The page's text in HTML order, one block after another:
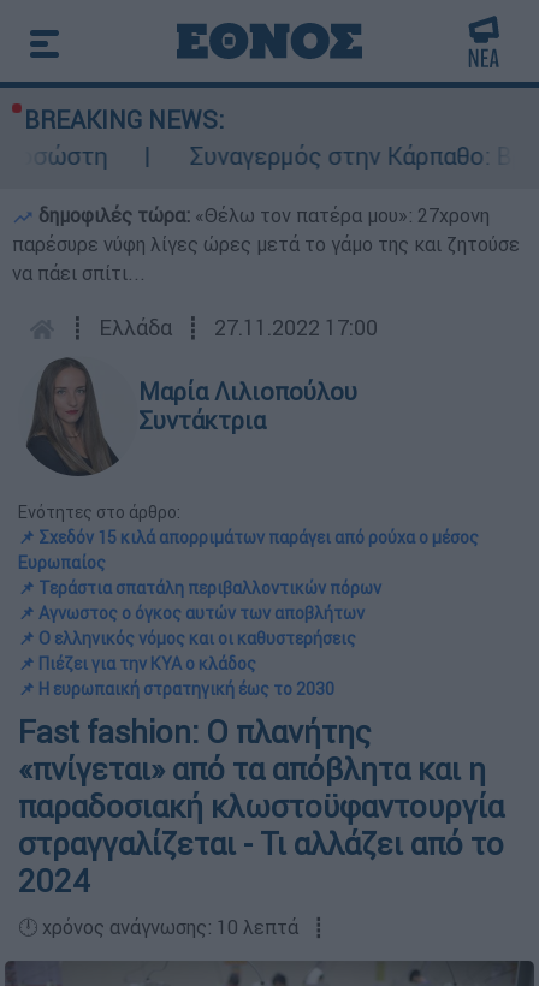
BREAKING NEWS:
Συναγερμός στην Κάρπαθο: Βρέθηκαν
δημοφιλές τώρα: «Θέλω τον πατέρα μου»: 27χρονη
παρέσυρε νύφη λίγες ώρες μετά το γάμο της και ζητούσε
να πάει σπίτι...
┋ Ελλάδα ┋ 27.11.2022 17:00
Μαρία Λιλιοπούλου
Συντάκτρια
Ενότητες στο άρθρο:
📌 Σχεδόν 15 κιλά απορριμάτων παράγει από ρούχα ο μέσος
Ευρωπαίος
📌 Τεράστια σπατάλη περιβαλλοντικών πόρων
📌 Αγνωστος ο όγκος αυτών των αποβλήτων
📌 Ο ελληνικός νόμος και οι καθυστερήσεις
📌 Πιέζει για την ΚΥΑ ο κλάδος
📌 Η ευρωπαική στρατηγική έως το 2030
Fast fashion: Ο πλανήτης
«πνίγεται» από τα απόβλητα και η
παραδοσιακή κλωστοϋφαντουργία
στραγγαλίζεται - Τι αλλάζει από το
2024
🕛 χρόνος ανάγνωσης: 10 λεπτά ┋